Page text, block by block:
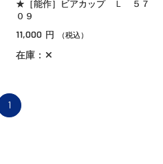
★［能作］ビアカップ Ｌ ５７
０９
11,000 円 （税込）
在庫：✕
1